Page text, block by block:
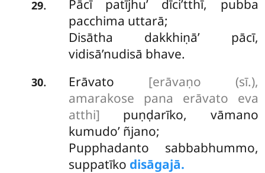
29.
Pācī patījhu’ dīci’tthī, pubba
pacchima uttarā;
Disātha dakkhiṇā’ pācī,
vidisā’nudisā bhave.
30. Erāvato [erāvaṇo (sī.),
amarakose pana erāvato eva
atthi] puṇḍarīko, vāmano
kumudo’ ñjano;
Pupphadanto sabbabhummo,
suppatīko disāgajā.